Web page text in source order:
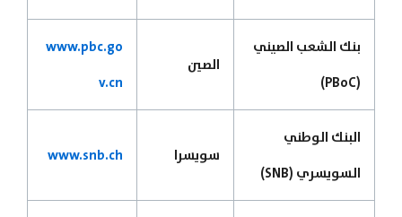
بنك الشعب الصيني
(PBoC)
الصين
www.pbc.go
v.cn
البنك الوطني
السويسري (SNB)
سويسرا www.snb.ch